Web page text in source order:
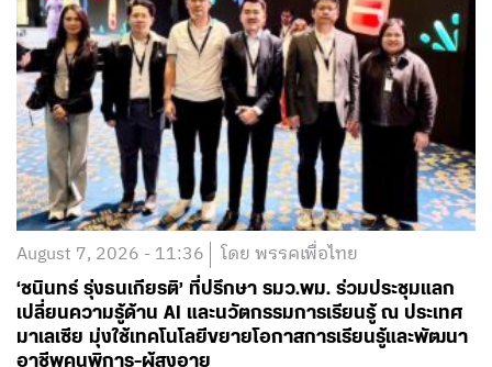
August 7, 2026 - 11:36 โดย พรรคเพื่อไทย
‘ชนินทร์ รุ่งธนเกียรติ’ ที่ปรึกษา รมว.พม. ร่วมประชุมแลก
เปลี่ยนความรู้ด้าน AI และนวัตกรรมการเรียนรู้ ณ ประเทศ
มาเลเซีย มุ่งใช้เทคโนโลยีขยายโอกาสการเรียนรู้และพัฒนา
อาชีพคนพิการ-ผู้สูงอายุ